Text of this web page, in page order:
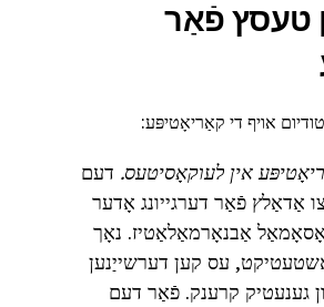
טעסץ פֿאַר
אין לעוקאָסיטעס. דעם
אַדאַלץ פֿאַר דערגייונג אָדער
אַבנאָרמאַלאַטיז. נאָך
עס קען דערשייַנען
גענעטיק קרענק. פֿאַר דעם